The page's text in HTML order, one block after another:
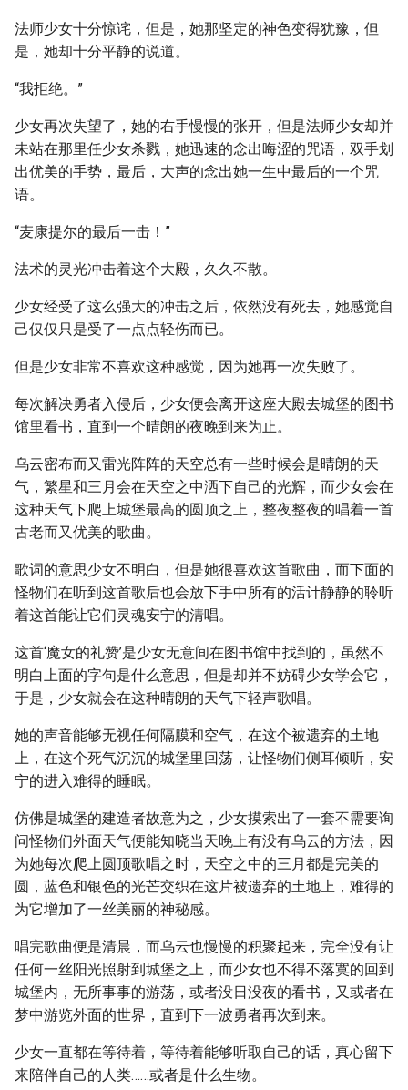
法师少女十分惊诧，但是，她那坚定的神色变得犹豫，但
是，她却十分平静的说道。
“我拒绝。”
少女再次失望了，她的右手慢慢的张开，但是法师少女却并
未站在那里任少女杀戮，她迅速的念出晦涩的咒语，双手划
出优美的手势，最后，大声的念出她一生中最后的一个咒
语。
“麦康提尔的最后一击！”
法术的灵光冲击着这个大殿，久久不散。
少女经受了这么强大的冲击之后，依然没有死去，她感觉自
己仅仅只是受了一点点轻伤而已。
但是少女非常不喜欢这种感觉，因为她再一次失败了。
每次解决勇者入侵后，少女便会离开这座大殿去城堡的图书
馆里看书，直到一个晴朗的夜晚到来为止。
乌云密布而又雷光阵阵的天空总有一些时候会是晴朗的天
气，繁星和三月会在天空之中洒下自己的光辉，而少女会在
这种天气下爬上城堡最高的圆顶之上，整夜整夜的唱着一首
古老而又优美的歌曲。
歌词的意思少女不明白，但是她很喜欢这首歌曲，而下面的
怪物们在听到这首歌后也会放下手中所有的活计静静的聆听
着这首能让它们灵魂安宁的清唱。
这首‘魔女的礼赞’是少女无意间在图书馆中找到的，虽然不
明白上面的字句是什么意思，但是却并不妨碍少女学会它，
于是，少女就会在这种晴朗的天气下轻声歌唱。
她的声音能够无视任何隔膜和空气，在这个被遗弃的土地
上，在这个死气沉沉的城堡里回荡，让怪物们侧耳倾听，安
宁的进入难得的睡眠。
仿佛是城堡的建造者故意为之，少女摸索出了一套不需要询
问怪物们外面天气便能知晓当天晚上有没有乌云的方法，因
为她每次爬上圆顶歌唱之时，天空之中的三月都是完美的
圆，蓝色和银色的光芒交织在这片被遗弃的土地上，难得的
为它增加了一丝美丽的神秘感。
唱完歌曲便是清晨，而乌云也慢慢的积聚起来，完全没有让
任何一丝阳光照射到城堡之上，而少女也不得不落寞的回到
城堡内，无所事事的游荡，或者没日没夜的看书，又或者在
梦中游览外面的世界，直到下一波勇者再次到来。
少女一直都在等待着，等待着能够听取自己的话，真心留下
来陪伴自己的人类……或者是什么生物。